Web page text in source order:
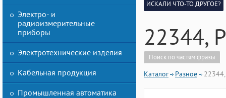
Электро- и
радиоизмерительные
приборы
Электротехнические изделия
Кабельная продукция
Промышленная автоматика
ИСКАЛИ ЧТО-ТО ДРУГОЕ?
22344,
Поиск по частям фразы
Каталог Разное